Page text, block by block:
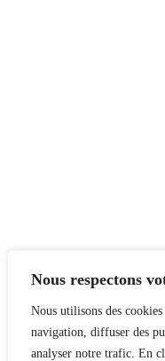
Nous respectons
Nous utilisons des
navigation, diffuser des
analyser notre trafic. En